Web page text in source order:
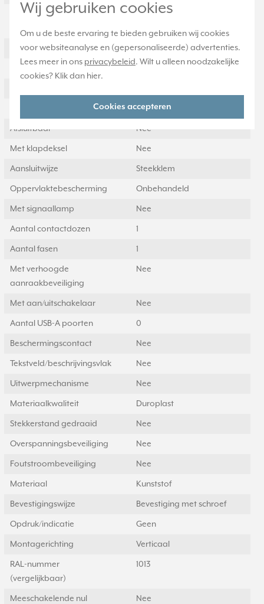
Wij gebruiken cookies
Om u de beste ervaring te bieden gebruiken wij cookies
voor websiteanalyse en (gepersonaliseerde) advertenties.
Lees meer in ons privacybeleid. Wilt u alleen noodzakelijke
cookies? Klik dan hier.
Cookies accepteren
Samenstelling
Basiselement met volle
afdekplaat
Kleur Wit
1
Afsluitbaar Nee
Met klapdeksel Nee
Aansluitwijze Steekklem
Oppervlaktebescherming Onbehandeld
Met signaallamp Nee
Aantal contactdozen 1
Aantal fasen 1
Met verhoogde
aanraakbeveiliging
Nee
Met aan/uitschakelaar Nee
Aantal USB-A poorten 0
Beschermingscontact Nee
Tekstveld/beschrijvingsvlak Nee
Uitwerpmechanisme Nee
Materiaalkwaliteit Duroplast
Stekkerstand gedraaid Nee
Overspanningsbeveiliging Nee
Foutstroombeveiliging Nee
Materiaal Kunststof
Bevestigingswijze Bevestiging met schroef
Opdruk/indicatie Geen
Montagerichting Verticaal
RAL-nummer
(vergelijkbaar)
1013
Meeschakelende nul Nee